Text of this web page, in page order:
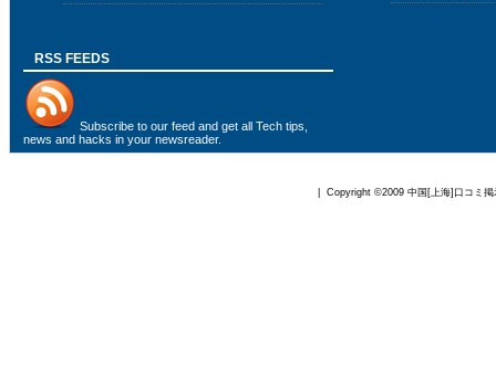
RSS FEEDS
Subscribe to our feed and get all Tech tips,
news and hacks in your newsreader.
| Copyright ©2009 中国[上海]口コミ掲